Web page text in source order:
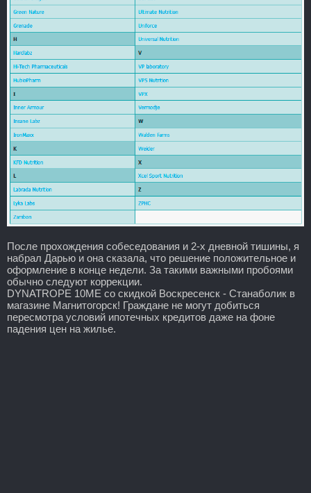
После прохождения собеседования и 2-х дневной тишины, я
набрал Дарью и она сказала, что решение положительное и
оформление в конце недели. За такими важными пробоями
обычно следуют коррекции.
DYNATROPE 10ME со скидкой Воскресенск - Станаболик в
магазине Магнитогорск! Граждане не могут добиться
пересмотра условий ипотечных кредитов даже на фоне
падения цен на жилье.